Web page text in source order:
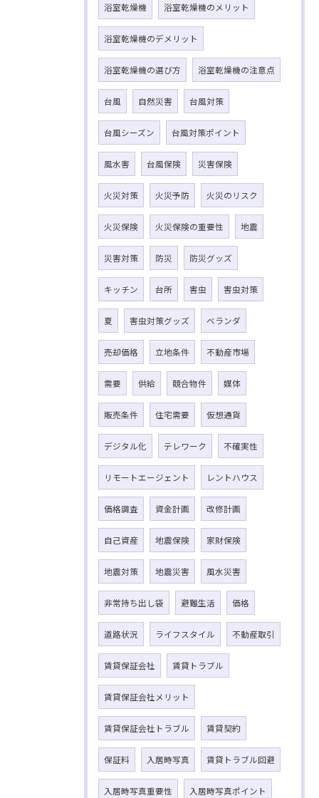
浴室乾燥機 浴室乾燥機のメリット
浴室乾燥機のデメリット
浴室乾燥機の選び方 浴室乾燥機の注意点
台風 自然災害 台風対策
台風シーズン 台風対策ポイント
風水害 台風保険 災害保険
火災対策 火災予防 火災のリスク
火災保険 火災保険の重要性 地震
災害対策 防災 防災グッズ
キッチン 台所 害虫 害虫対策
夏 害虫対策グッズ ベランダ
売却価格 立地条件 不動産市場
需要 供給 競合物件 媒体
販売条件 住宅需要 仮想通貨
デジタル化 テレワーク 不確実性
リモートエージェント レントハウス
価格調査 資金計画 改修計画
自己資産 地震保険 家財保険
地震対策 地震災害 風水災害
非常持ち出し袋 避難生活 価格
道路状況 ライフスタイル 不動産取引
賃貸保証会社 賃貸トラブル
賃貸保証会社メリット
賃貸保証会社トラブル 賃貸契約
保証料 入居時写真 賃貸トラブル回避
入居時写真重要性 入居時写真ポイント